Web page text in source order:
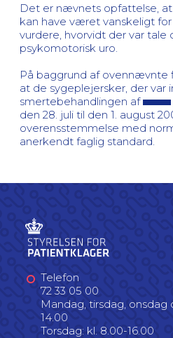
Det er nævnets opfattelse,
kan have været vanskeligt
vurdere, hvorvidt der var tale
psykomotorisk uro.
På baggrund af ovennævnte
at de sygeplejersker, der var
smertebehandlingen af
den 28. juli til den 1. august
overensstemmelse med
anerkendt faglig standard.
Telefon
72 33 05 00
Mandag, tirsdag, onsdag
14.00
Torsdag: kl. 8.00-16.00